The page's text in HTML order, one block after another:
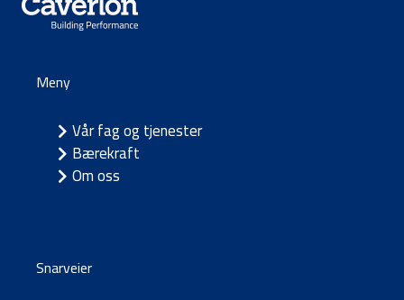
Meny
Vår fag og tjenester
Bærekraft
Om oss
Snarveier